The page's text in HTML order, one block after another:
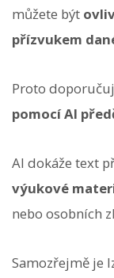
můžete být
přízvukem
Proto
pomocí AI
AI dokáže text
výukové
nebo osobních
Samozřejmě je